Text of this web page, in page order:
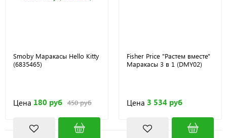
Smoby Маракасы Hello Kitty
(6835465)
Цена 180 руб 450 руб
Fisher Price "Растем вместе"
Маракасы 3 в 1 (DMY02)
Цена 3 534 руб